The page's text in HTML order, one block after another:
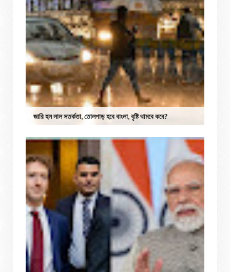
জারি হল লাল সতর্কতা, তোলপাড় হবে বাংলা, বৃষ্টি থামবে কবে?